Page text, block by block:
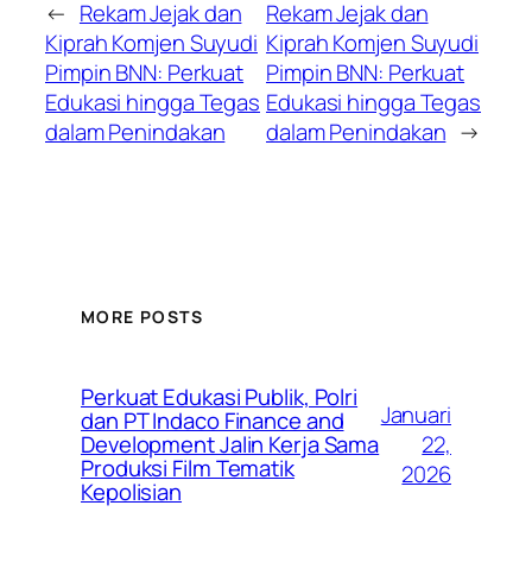
← Rekam Jejak dan
Kiprah Komjen Suyudi
Pimpin BNN: Perkuat
Edukasi hingga Tegas
dalam Penindakan
Rekam Jejak dan
Kiprah Komjen Suyudi
Pimpin BNN: Perkuat
Edukasi hingga Tegas
dalam Penindakan →
MORE POSTS
Perkuat Edukasi Publik, Polri
dan PT Indaco Finance and
Development Jalin Kerja Sama
Produksi Film Tematik
Kepolisian
Januari
22,
2026